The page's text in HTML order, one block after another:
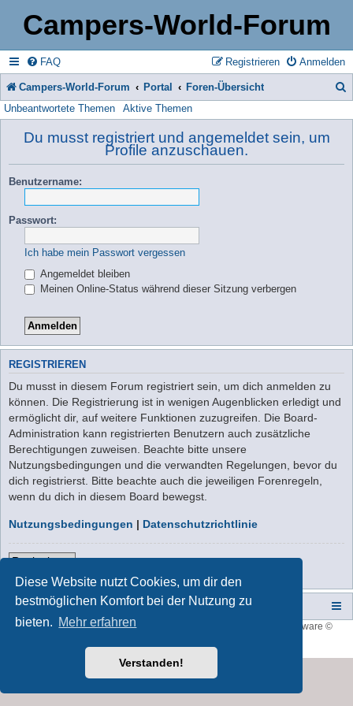
Diese Website nutzt Cookies, um dir den
bestmöglichen Komfort bei der Nutzung zu
bieten. Mehr erfahren
Verstanden!
Campers-World-Forum
FAQ Anmelden
Registrieren
Campers-World-Forum Portal Foren-Übersicht
Unbeantwortete Themen Aktive Themen
Du musst registriert und angemeldet sein, um
Profile anzuschauen.
Benutzername:
Passwort:
Ich habe mein Passwort vergessen
Angemeldet bleiben
Meinen Online-Status während dieser Sitzung verbergen
REGISTRIEREN
Du musst in diesem Forum registriert sein, um dich anmelden zu
können. Die Registrierung ist in wenigen Augenblicken erledigt und
ermöglicht dir, auf weitere Funktionen zuzugreifen. Die Board-
Administration kann registrierten Benutzern auch zusätzliche
Berechtigungen zuweisen. Beachte bitte unsere
Nutzungsbedingungen und die verwandten Regelungen, bevor du
dich registrierst. Bitte beachte auch die jeweiligen Forenregeln,
wenn du dich in diesem Board bewegst.
Nutzungsbedingungen | Datenschutzrichtlinie
Registrieren
Campers-World-Forum Portal Foren-Übersicht
Style developer byforum tricolor
® Forum Software ©
Deutsche Übersetzung durch